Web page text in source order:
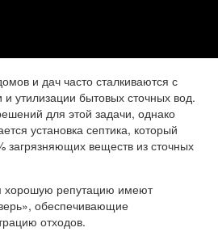
и дач часто сталкиваются с
утилизации бытовых сточных вод.
для этой задачи, однако
установка септика, который
загрязняющих веществ из сточных
хорошую репутацию имеют
обеспечивающие
отходов.